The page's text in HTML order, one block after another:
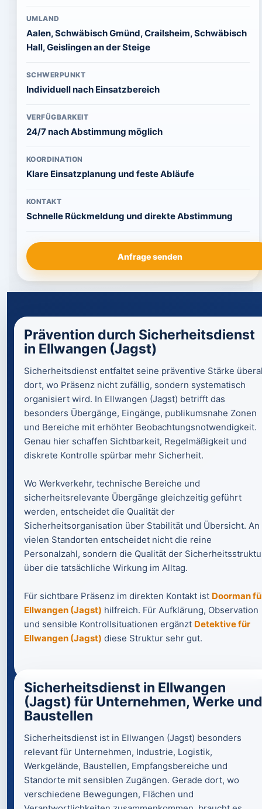
UMLAND
Aalen, Schwäbisch Gmünd, Crailsheim, Schwäbisch
Hall, Geislingen an der Steige
SCHWERPUNKT
Individuell nach Einsatzbereich
VERFÜGBARKEIT
24/7 nach Abstimmung möglich
KOORDINATION
Klare Einsatzplanung und feste Abläufe
KONTAKT
Schnelle Rückmeldung und direkte Abstimmung
Anfrage senden
Prävention durch Sicherheitsdienst
in Ellwangen (Jagst)
Sicherheitsdienst entfaltet seine präventive Stärke
dort, wo Präsenz nicht zufällig, sondern systematisch
organisiert wird. In Ellwangen (Jagst) betrifft das
besonders Übergänge, Eingänge, publikumsnahe Zonen
und Bereiche mit erhöhter Beobachtungsnotwendigkeit.
Genau hier schaffen Sichtbarkeit, Regelmäßigkeit und
diskrete Kontrolle spürbar mehr Sicherheit.
Wo Werkverkehr, technische Bereiche und
sicherheitsrelevante Übergänge gleichzeitig geführt
werden, entscheidet die Qualität der
Sicherheitsorganisation über Stabilität und Übersicht. An
vielen Standorten entscheidet nicht die reine
Personalzahl, sondern die Qualität der
über die tatsächliche Wirkung im Alltag.
Für sichtbare Präsenz im direkten Kontakt ist Doorman
Ellwangen (Jagst) hilfreich. Für Aufklärung, Observation
und sensible Kontrollsituationen ergänzt Detektive für
Ellwangen (Jagst) diese Struktur sehr gut.
Sicherheitsdienst in Ellwangen
(Jagst) für Unternehmen, Werke und
Baustellen
Sicherheitsdienst ist in Ellwangen (Jagst) besonders
relevant für Unternehmen, Industrie, Logistik,
Werkgelände, Baustellen, Empfangsbereiche und
Standorte mit sensiblen Zugängen. Gerade dort, wo
verschiedene Bewegungen, Flächen und